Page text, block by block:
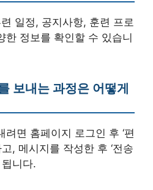
일정, 공지사항, 훈련 프로
한 정보를 확인할 수 있습니
보내는 과정은 어떻게
면 홈페이지 로그인 후 ‘편
, 메시지를 작성한 후 ‘전송
니다.